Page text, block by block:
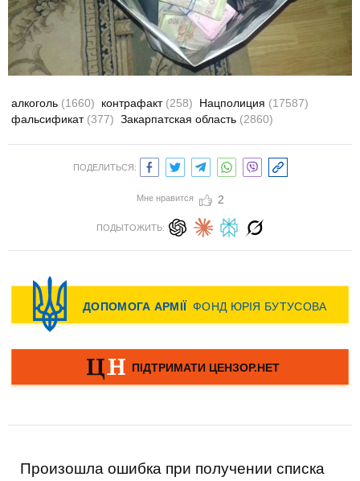
алкоголь (1660) контрафакт (258) Нацполиция (17587)
фальсификат (377) Закарпатская область (2860)
ПОДЕЛИТЬСЯ:
Мне нравится 2
ПОДЫТОЖИТЬ:
Произошла ошибка при получении списка